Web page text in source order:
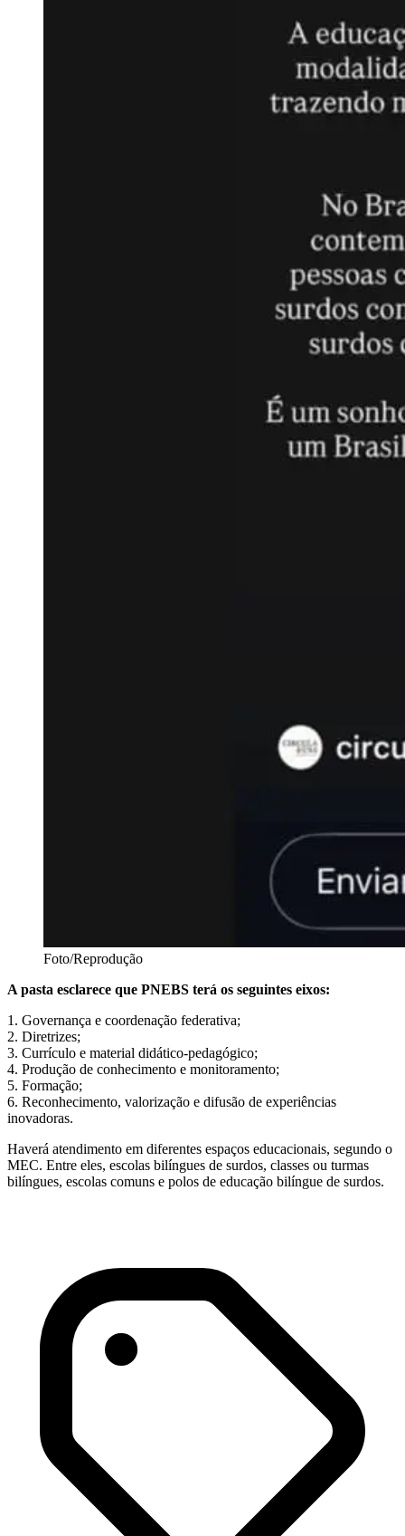
Foto/Reprodução
A pasta esclarece que PNEBS terá os seguintes eixos:
1. Governança e coordenação federativa;
2. Diretrizes;
3. Currículo e material didático-pedagógico;
4. Produção de conhecimento e monitoramento;
5. Formação;
6. Reconhecimento, valorização e difusão de experiências
inovadoras.
Haverá atendimento em diferentes espaços educacionais, segundo o
MEC. Entre eles, escolas bilíngues de surdos, classes ou turmas
bilíngues, escolas comuns e polos de educação bilíngue de surdos.